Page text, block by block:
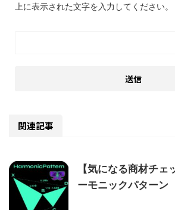
上に表示された文字を入力してください。
関連記事
【気になる商材チェ
ーモニックパターン